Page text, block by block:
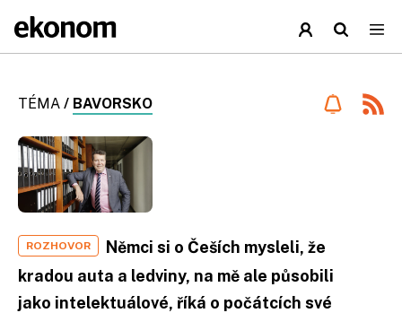
TÉMA / BAVORSKO
ROZHOVOR
Němci si o Češích mysleli, že
kradou auta a ledviny, na mě ale působili
jako intelektuálové, říká o počátcích své